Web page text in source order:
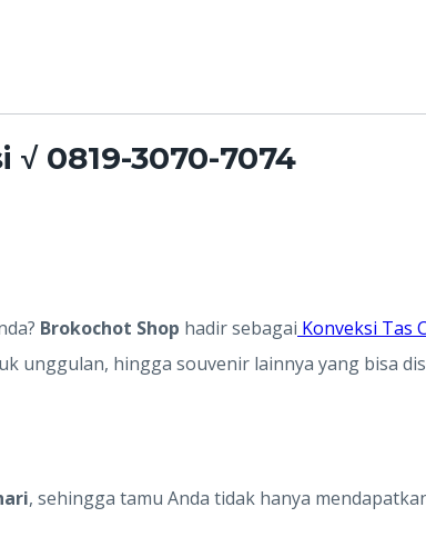
0819-3070-7074
Brokochot Shop hadir sebagai Konveksi Tas
hingga souvenir lainnya yang bisa
, sehingga tamu Anda tidak hanya